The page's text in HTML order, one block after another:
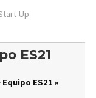
Up
ES21
ES21 »